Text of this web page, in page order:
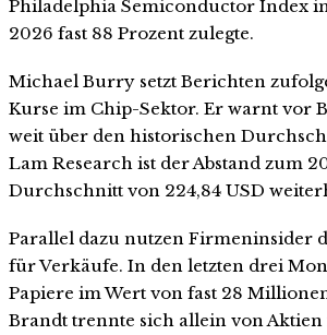
Philadelphia Semiconductor Index
2026 fast 88 Prozent zulegte.
Michael Burry setzt Berichten
Kurse im Chip-Sektor. Er warnt vor
weit über den historischen
Lam Research ist der Abstand zum
Durchschnitt von 224,84 USD
Parallel dazu nutzen Firmeninsider
für Verkäufe. In den letzten drei
Papiere im Wert von fast 28
Brandt trennte sich allein von